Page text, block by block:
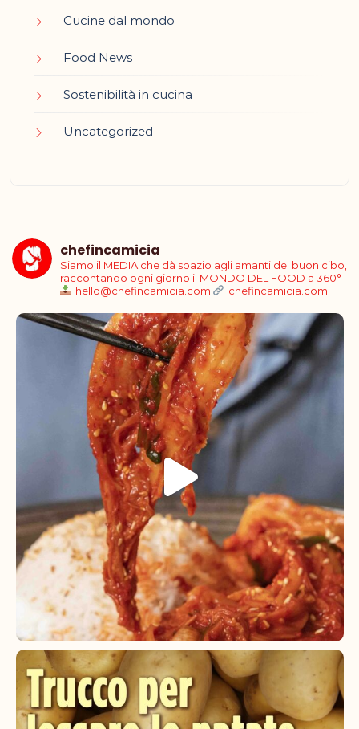
Cucine dal mondo
Food News
Sostenibilità in cucina
Uncategorized
chefincamicia
Siamo il MEDIA che dà spazio agli amanti del buon cibo,
raccontando ogni giorno il MONDO DEL FOOD a 360°
hello@chefincamicia.com
chefincamicia.com